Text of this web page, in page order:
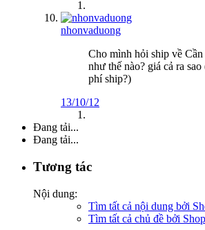
nhonvaduong
Cho mình hỏi ship về
như thế nào? giá cả ra
phí ship?)
13/10/12
Đang tải...
Đang tải...
Tương tác
Nội dung:
Tìm tất cả nội dung bởi
Tìm tất cả chủ đề bởi